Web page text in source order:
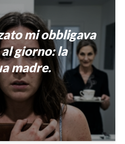
mi obbligava
giorno: la
madre.